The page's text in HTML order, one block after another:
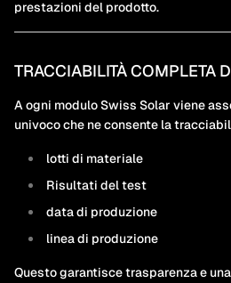
prestazioni del prodotto.
TRACCIABILITÀ COMPLETA
A ogni modulo Swiss Solar viene
univoco che ne consente la
lotti di materiale
Risultati del test
data di produzione
linea di produzione
Questo garantisce trasparenza e